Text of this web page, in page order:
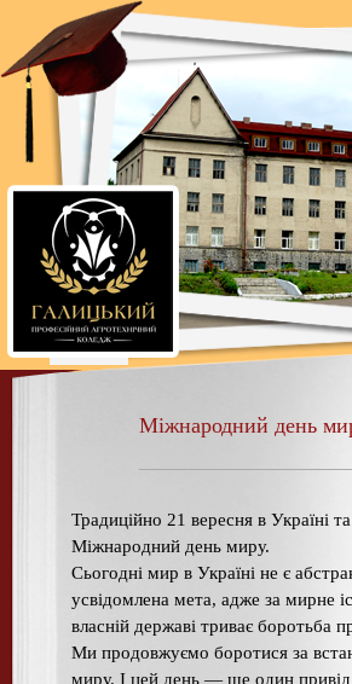
Міжнародний день
Традиційно 21 вересня в Україні
Міжнародний день миру.
Сьогодні мир в Україні не є
усвідомлена мета, адже за мирне
власній державі триває боротьба
Ми продовжуємо боротися за
миру. І цей день — ще один привід